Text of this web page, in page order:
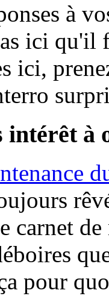
à
ici qu'il
ici,
intérêt à
carnet
pour